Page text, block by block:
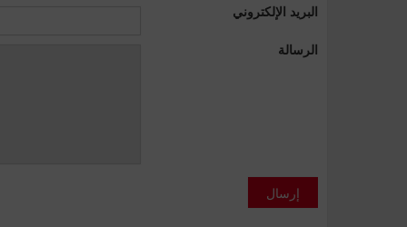
البريد الإلكتروني
الرسالة
إرسال